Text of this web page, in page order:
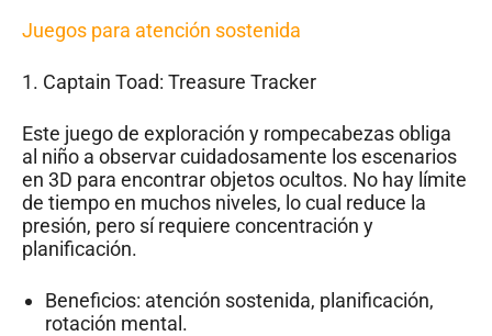
Juegos para atención sostenida
1. Captain Toad: Treasure Tracker
Este juego de exploración y rompecabezas obliga
al niño a observar cuidadosamente los escenarios
en 3D para encontrar objetos ocultos. No hay límite
de tiempo en muchos niveles, lo cual reduce la
presión, pero sí requiere concentración y
planificación.
Beneficios: atención sostenida, planificación,
rotación mental.